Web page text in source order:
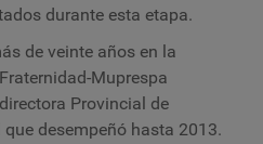
durante esta etapa.
de veinte años en la
Muprespa
Provincial de
desempeñó hasta 2013.